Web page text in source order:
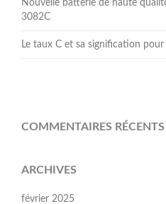
Nouvelle batterie de haute
3082C
Le taux C et sa signification
COMMENTAIRES RÉCENTS
ARCHIVES
février 2025